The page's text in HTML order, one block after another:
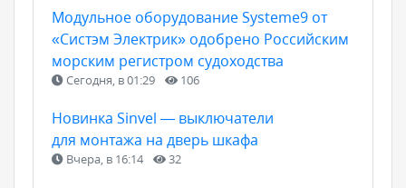
Модульное оборудование Systeme9 от
«Систэм Электрик» одобрено Российским
морским регистром судоходства
Сегодня, в 01:29 106
Новинка Sinvel — выключатели
для монтажа на дверь шкафа
Вчера, в 16:14 32